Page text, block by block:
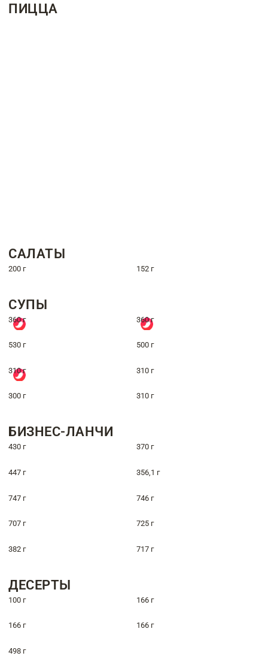
ПИЦЦА
САЛАТЫ
200 г 152 г
СУПЫ
360 г 360 г
530 г 500 г
310 г 310 г
300 г 310 г
БИЗНЕС-ЛАНЧИ
430 г 370 г
447 г 356,1 г
747 г 746 г
707 г 725 г
382 г 717 г
ДЕСЕРТЫ
100 г 166 г
166 г 166 г
498 г